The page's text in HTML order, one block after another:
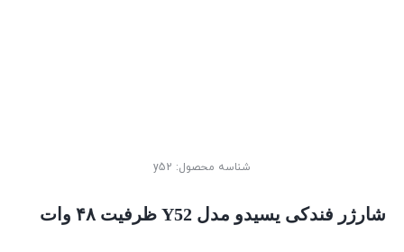
شناسه محصول: y52
شارژر فندکی یسیدو مدل Y52 ظرفیت ۴۸ وات